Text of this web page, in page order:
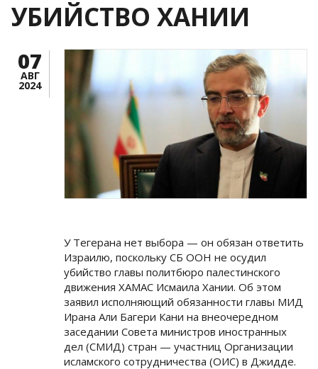
УБИЙСТВО ХАНИИ
07
АВГ
2024
У Тегерана нет выбора — он обязан ответить
Израилю, поскольку СБ ООН не осудил
убийство главы политбюро палестинского
движения ХАМАС Исмаила Хании. Об этом
заявил исполняющий обязанности главы МИД
Ирана Али Багери Кани на внеочередном
заседании Совета министров иностранных
дел (СМИД) стран — участниц Организации
исламского сотрудничества (ОИС) в Джидде.